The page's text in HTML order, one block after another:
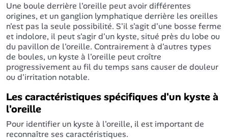
Une boule derrière l'oreille peut avoir différentes
origines, et un ganglion lymphatique derrière les oreilles
n'est pas la seule possibilité. S'il s'agit d'une bosse ferme
et indolore, il peut s'agir d'un kyste, situé près du lobe ou
du pavillon de l'oreille. Contrairement à d'autres types
de boules, un kyste à l'oreille peut croître
progressivement au fil du temps sans causer de douleur
ou d'irritation notable.
Les caractéristiques spécifiques d'un kyste à
l'oreille
Pour identifier un kyste à l'oreille, il est important de
reconnaître ses caractéristiques.